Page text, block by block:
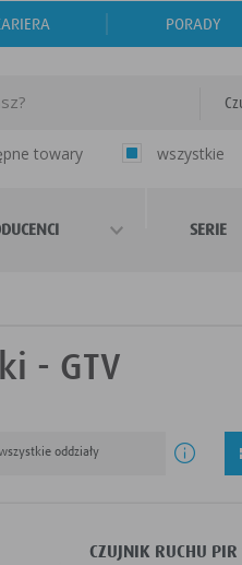
PORADY
towary wszystkie
SERIE
- GTV
oddziały
CZUJNIK RUCHU